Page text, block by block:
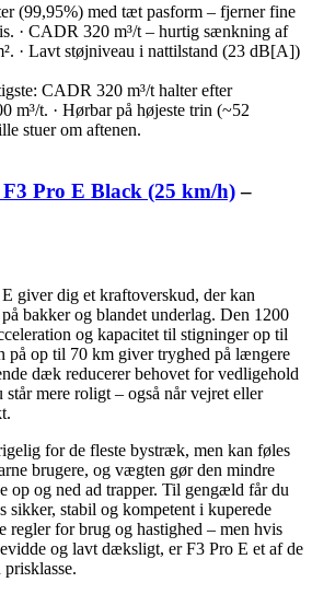
(99,95%) med tæt pasform – fjerner fine
· CADR 320 m³/t – hurtig sænkning af
· Lavt støjniveau i nattilstand (23 dB[A])
CADR 320 m³/t halter efter
m³/t. · Hørbar på højeste trin (~52
stuer om aftenen.
F3 Pro E Black (25 km/h)–
giver dig et kraftoverskud, der kan
bakker og blandet underlag. Den 1200
og kapacitet til stigninger op til
på op til 70 km giver tryghed på længere
dæk reducerer behovet for vedligehold
mere roligt – også når vejret eller
for de fleste bystræk, men kan føles
brugere, og vægten gør den mindre
op og ned ad trapper. Til gengæld får du
sikker, stabil og kompetent i kuperede
regler for brug og hastighed – men hvis
og lavt dæksligt, er F3 Pro E et af de